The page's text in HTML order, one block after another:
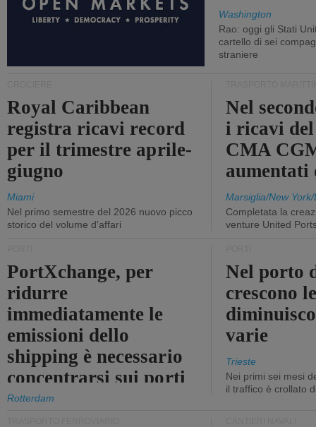
Washington
Rao: oggi gli Stati
cartello di sei
straniere
Royal Caribbean
registra ricavi record
per il trimestre aprile-
giugno
Miami
Nel primo semestre del 2026 nuovo picco
storico del volume d'affari
Nel
i ricavi
CMA
aumentati
Marsiglia/New
Completata la
venture United
PortXchange, per
ridurre
immediatamente le
emissioni dello
shipping è necessario
concentrarsi sui porti
Rotterdam
Nel porto
crescono
varie
Trieste
Nei primi sei mesi
il traffico è crollato